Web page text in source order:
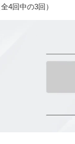
4回中の3回）